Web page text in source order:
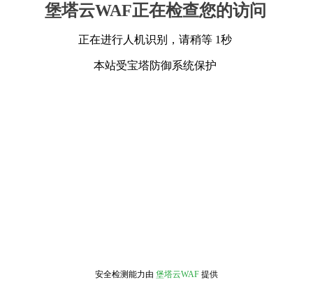
堡塔云WAF正在检查您的访问
正在进行人机识别，请稍等 1秒
本站受宝塔防御系统保护
安全检测能力由 堡塔云WAF 提供